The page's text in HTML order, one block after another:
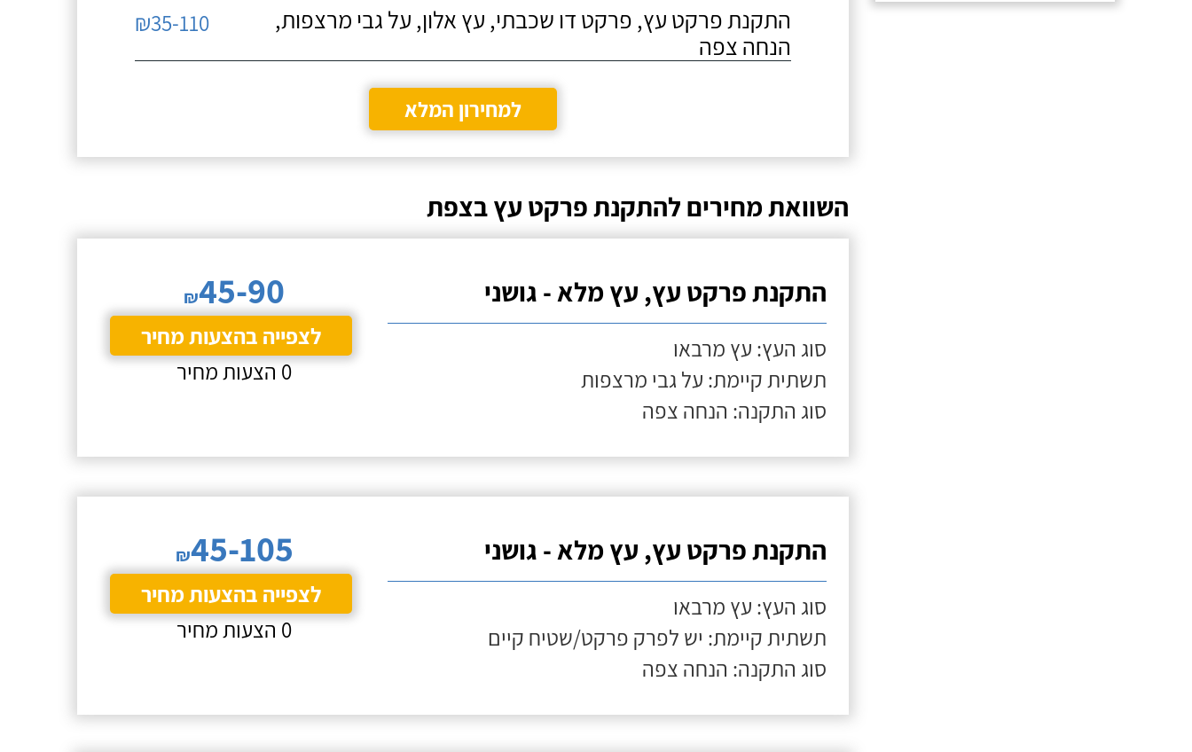
התקנת פרקט עץ, פרקט דו שכבתי, עץ אלון, על גבי מרצפות,
הנחה צפה
₪35-110
למחירון המלא
השוואת מחירים להתקנת פרקט עץ בצפת
התקנת פרקט עץ, עץ מלא - גושני
סוג העץ: עץ מרבאו
תשתית קיימת: על גבי מרצפות
סוג התקנה: הנחה צפה
₪45-90
לצפייה בהצעות מחיר
0 הצעות מחיר
התקנת פרקט עץ, עץ מלא - גושני
סוג העץ: עץ מרבאו
תשתית קיימת: יש לפרק פרקט/שטיח קיים
סוג התקנה: הנחה צפה
₪45-105
לצפייה בהצעות מחיר
0 הצעות מחיר